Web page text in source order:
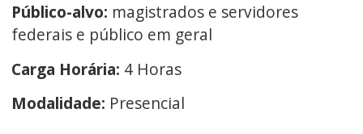
Público-alvo: magistrados e servidores
federais e público em geral
Carga Horária: 4 Horas
Modalidade: Presencial